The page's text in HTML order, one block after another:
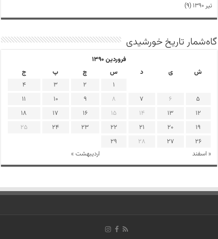
تیر ۱۳۹۰
(۹)
گاه‌شمار تاریخ خورشیدی
فروردین ۱۳۹۰
ش
ی د س چ پ ج
« اسفند اردیبهشت »
1
2
3
4
5
6
7
8
9
10
11
12
13
14
15
16
17
18
19
20
21
22
23
24
25
26
27
28
29